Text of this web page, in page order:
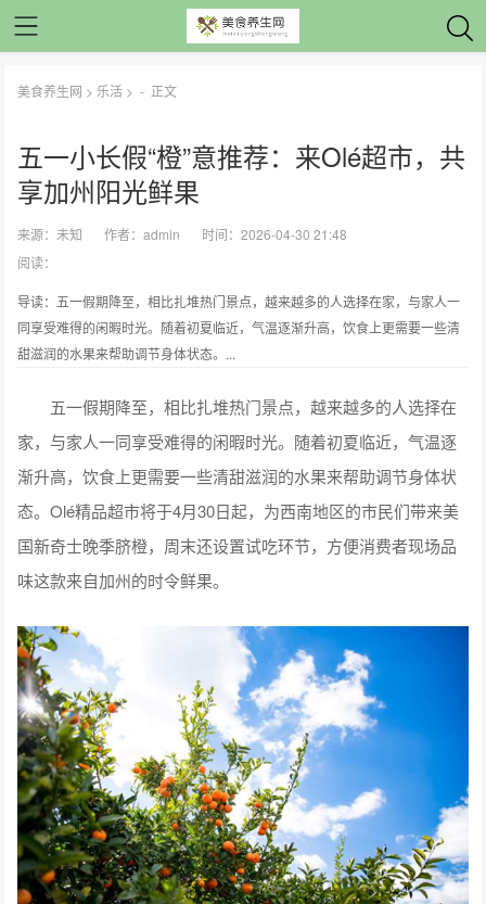
美食养生网 > 乐活 > - 正文
五一小长假“橙”意推荐：来Olé超市，共
享加州阳光鲜果
来源：未知 作者：admin
时间：2026-04-30 21:48
阅读：
导读：五一假期降至，相比扎堆热门景点，越来越多的人选择在家，与家人一
同享受难得的闲暇时光。随着初夏临近，气温逐渐升高，饮食上更需要一些清
甜滋润的水果来帮助调节身体状态。...
五一假期降至，相比扎堆热门景点，越来越多的人选择在
家，与家人一同享受难得的闲暇时光。随着初夏临近，气温逐
渐升高，饮食上更需要一些清甜滋润的水果来帮助调节身体状
态。Olé精品超市将于4月30日起，为西南地区的市民们带来美
国新奇士晚季脐橙，周末还设置试吃环节，方便消费者现场品
味这款来自加州的时令鲜果。